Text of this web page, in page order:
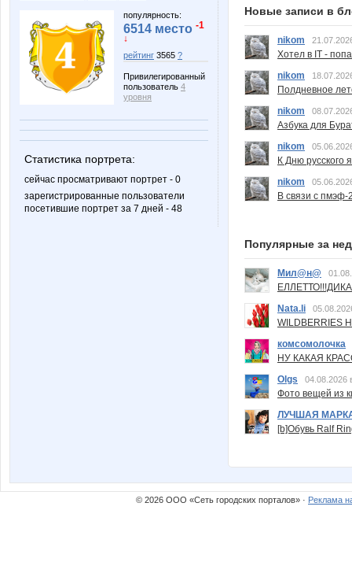
популярность:
6514 место -1
↓
рейтинг 3565 ?
Привилегированный
пользователь 4
уровня
Статистика портрета:
сейчас просматривают портрет - 0
зарегистрированные пользователи
посетившие портрет за 7 дней - 48
Новые записи в
nikom
Хотел в IT -
nikom
Полдневное
nikom
Азбука для
nikom
К Дню русского
nikom
В связи с пмэф-
Популярные за
Мил@н@
Nata.li
комсомолочка
НУ КАКАЯ
Olgs
04.08.2026
Фото вещей из
ЛУЧШАЯ
[b]Обувь Ralf
© 2026 ООО «Сеть городских порталов» · Реклама